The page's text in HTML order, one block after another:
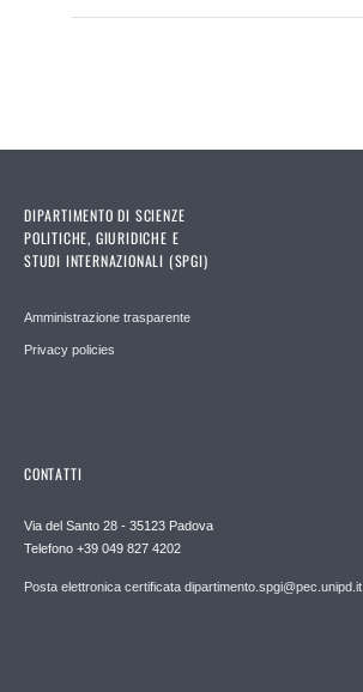
DIPARTIMENTO DI SCIENZE
POLITICHE, GIURIDICHE E
STUDI INTERNAZIONALI (SPGI)
Amministrazione trasparente
Privacy policies
CONTATTI
Via del Santo 28 - 35123 Padova
Telefono +39 049 827 4202
Posta elettronica certificata dipartimento.spgi@pec.unipd.it